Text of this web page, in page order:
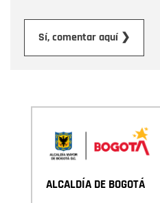
Sí, comentar aquí ❯
ALCALDÍA DE BOGOTÁ